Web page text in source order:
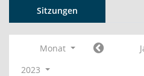
Sitzungen
Monat
2023